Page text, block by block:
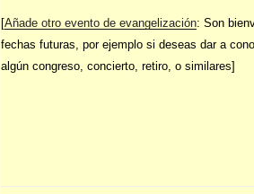
[Añade otro evento de evangelización: Son
fechas futuras, por ejemplo si deseas dar a
algún congreso, concierto, retiro, o similares]